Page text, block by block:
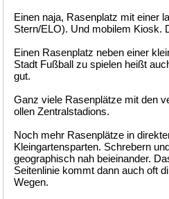
Einen naja, Rasenplatz mit einer
Stern/ELO). Und mobilem Kiosk.
Einen Rasenplatz neben einer
Stadt Fußball zu spielen heißt
gut.
Ganz viele Rasenplätze mit den
ollen Zentralstadions.
Noch mehr Rasenplätze in
Kleingartensparten. Schrebern
geographisch nah beieinander.
Seitenlinie kommt dann auch oft
Wegen.